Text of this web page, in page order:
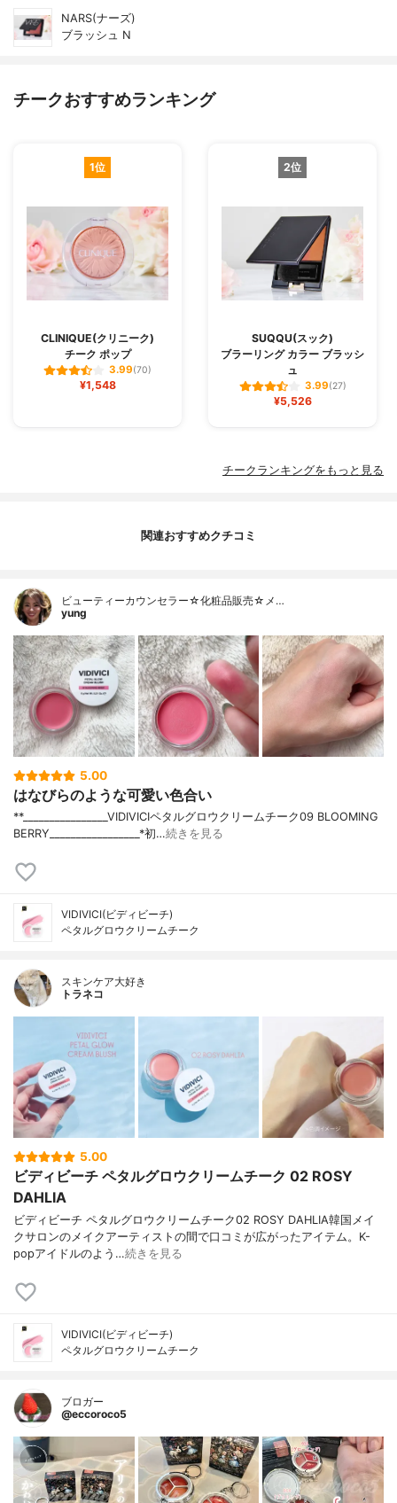
NARS(ナーズ)
ブラッシュ N
チークおすすめランキング
1位
CLINIQUE(クリニーク)
チーク ポップ
3.99(70)
¥1,548
2位
SUQQU(スック)
ブラーリング カラー ブラッシ
ュ
3.99(27)
¥5,526
チークランキングをもっと見る
関連おすすめクチコミ
ビューティーカウンセラー☆化粧品販売☆メ…
yung
5.00
はなびらのような可愛い色合い
**⁡________________⁡⁡VIDIVICI⁡ペタルグロウクリームチーク09 BLOOMING
BERRY⁡_________________*初…続きを見る
VIDIVICI(ビディビーチ)
ペタルグロウクリームチーク
スキンケア大好き
トラネコ
5.00
ビディビーチ ペタルグロウクリームチーク 02 ROSY
DAHLIA
ビディビーチ ペタルグロウクリームチーク02 ROSY DAHLIA韓国メイ
クサロンのメイクアーティストの間で口コミが広がったアイテム。K-
popアイドルのよう…続きを見る
VIDIVICI(ビディビーチ)
ペタルグロウクリームチーク
ブロガー
@eccoroco5